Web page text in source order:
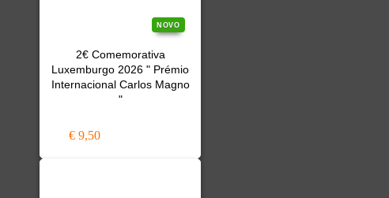
NOVO
2€ Comemorativa
Luxemburgo 2026 " Prémio
Internacional Carlos Magno
"
€ 9,50